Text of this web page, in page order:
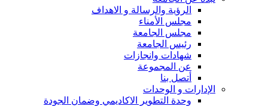
الرؤية والرسالة و الاهداف
مجلس الأمناء
مجلس الجامعة
رئيس الجامعة
شهادات وانجازات
عن المجموعة
أتصل بنا
الإدارات و الوحدات
وحدة التطوير الاكاديمي وضمان الجودة